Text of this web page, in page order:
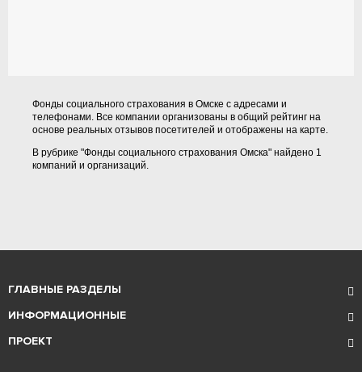
Фонды социального страхования в Омске с адресами и
телефонами. Все компании организованы в общий рейтинг на
основе реальных отзывов посетителей и отображены на карте.
В рубрике "Фонды социального страхования Омска" найдено 1
компаний и организаций.
ГЛАВНЫЕ РАЗДЕЛЫ
ИНФОРМАЦИОННЫЕ
ПРОЕКТ